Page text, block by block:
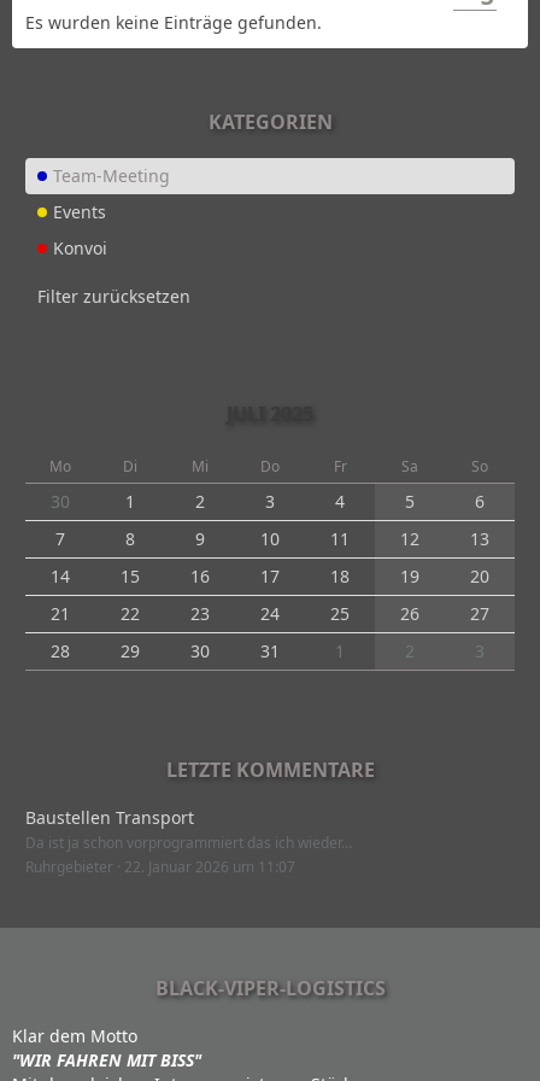
Es wurden keine Einträge gefunden.
KATEGORIEN
Team-Meeting
Events
Konvoi
Filter zurücksetzen
Mo Di Mi Do Fr Sa So
30 1 2 3 4 5
6
7
8 9 10 11 12
13
14
15 16 17 18 19
20
21
22 23 24 25 26
27
28
29 30 31 1 2 3
LETZTE KOMMENTARE
Baustellen Transport
Da ist ja schon vorprogrammiert das ich wieder…
Ruhrgebieter 22. Januar 2026 um 11:07
BLACK-VIPER-LOGISTICS
Klar dem Motto
"WIR FAHREN MIT BISS"